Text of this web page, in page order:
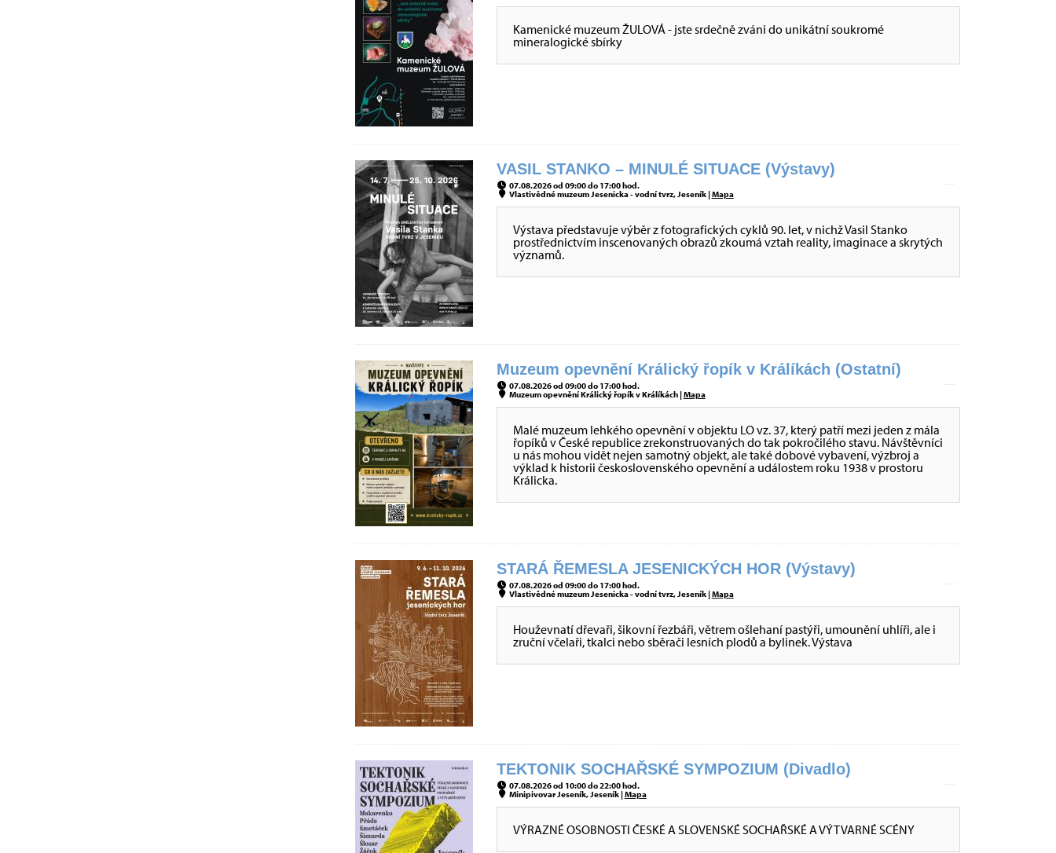
Kamenické muzeum ŽULOVÁ - jste srdečně zváni do unikátní soukromé
mineralogické sbírky
VASIL STANKO – MINULÉ SITUACE (Výstavy)
07.08.2026 od 09:00 do 17:00 hod.
Vlastivědné muzeum Jesenicka - vodní tvrz, Jeseník |Mapa
Výstava představuje výběr z fotografických cyklů 90. let, v nichž Vasil Stanko
prostřednictvím inscenovaných obrazů zkoumá vztah reality, imaginace a skrytých
významů.
Muzeum opevnění Králický řopík v Králíkách (Ostatní)
07.08.2026 od 09:00 do 17:00 hod.
Muzeum opevnění Králický řopík v Králíkách |Mapa
Malé muzeum lehkého opevnění v objektu LO vz. 37, který patří mezi jeden z mála
řopíků v České republice zrekonstruovaných do tak pokročilého stavu. Návštěvníci
u nás mohou vidět nejen samotný objekt, ale také dobové vybavení, výzbroj a
výklad k historii československého opevnění a událostem roku 1938 v prostoru
Králicka.
STARÁ ŘEMESLA JESENICKÝCH HOR (Výstavy)
07.08.2026 od 09:00 do 17:00 hod.
Vlastivědné muzeum Jesenicka - vodní tvrz, Jeseník |Mapa
Houževnatí dřevaři, šikovní řezbáři, větrem ošlehaní pastýři, umounění uhlíři, ale i
zruční včelaři, tkalci nebo sběrači lesních plodů a bylinek. Výstava
TEKTONIK SOCHAŘSKÉ SYMPOZIUM (Divadlo)
07.08.2026 od 10:00 do 22:00 hod.
Minipivovar Jeseník, Jeseník |Mapa
VÝRAZNÉ OSOBNOSTI ČESKÉ A SLOVENSKÉ SOCHAŘSKÉ A VÝTVARNÉ SCÉNY